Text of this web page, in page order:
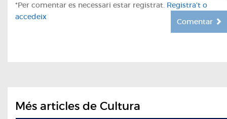
*Per comentar es necessari estar registrat. Registra't o
accedeix
Comentar
Més articles de Cultura